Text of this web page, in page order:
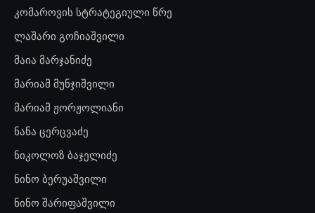
კომაროვის სტრატეგიული წრე
ლაშარი გოჩიაშვილი
მაია მარჯანიძე
მარიამ მუნჯიშვილი
მარიამ ჟორჟოლიანი
ნანა ცერცვაძე
ნიკოლოზ ბაჯელიძე
ნინო ბერუაშვილი
ნინო შარიფაშვილი